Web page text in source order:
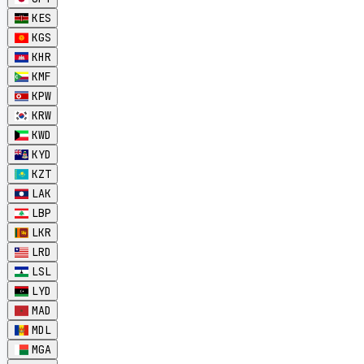
KES
KGS
KHR
KMF
KPW
KRW
KWD
KYD
KZT
LAK
LBP
LKR
LRD
LSL
LYD
MAD
MDL
MGA